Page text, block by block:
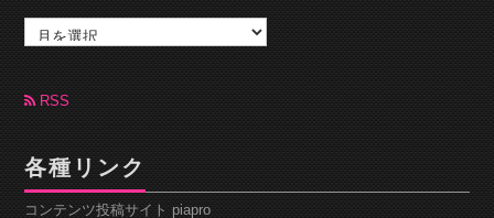
カ
ブ RSS
各種リンク
コンテンツ投稿サイト piapro